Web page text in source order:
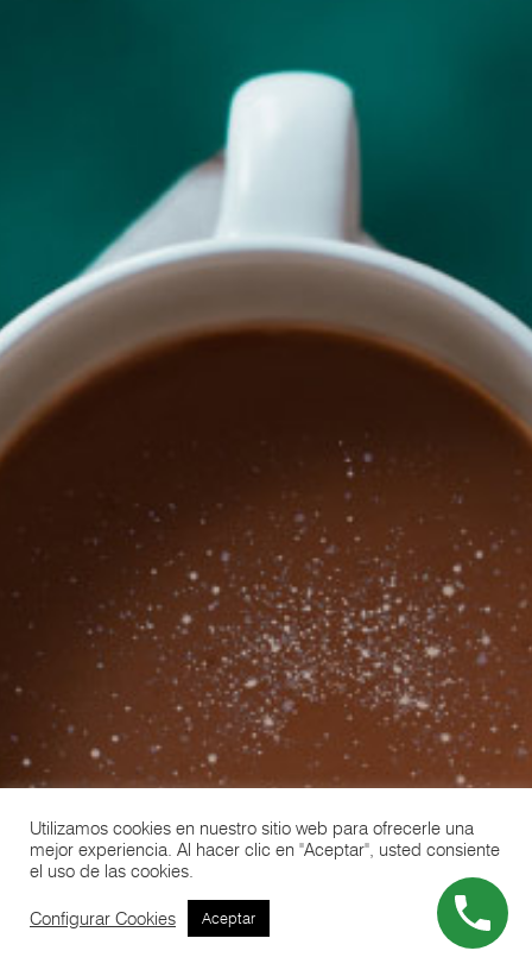
Utilizamos cookies en nuestro sitio web para ofrecerle una
mejor experiencia. Al hacer clic en "Aceptar", usted consiente
el uso de las cookies.
Configurar Cookies Aceptar